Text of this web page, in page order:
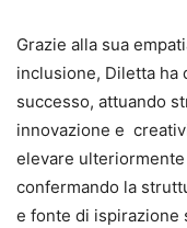
Grazie alla sua
inclusione, Diletta
successo, attuando
innovazione e
elevare ulteriormente
confermando la
e fonte di ispirazione